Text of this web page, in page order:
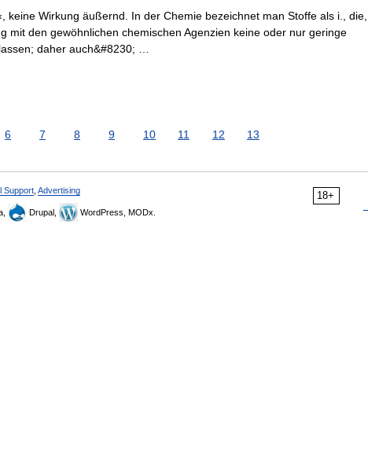
Wirkung äußernd. In der Chemie bezeichnet man Stoffe als i., die,
mit den gewöhnlichen chemischen Agenzien keine oder nur geringe
daher auch&#8230; …
6 7 8 9 10 11 12 13
18+
Support Advertising
Drupal, WordPress, MODx.